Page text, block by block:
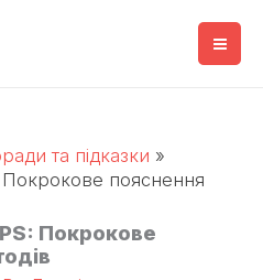
та підказки
Покрокове пояснення
Покрокове